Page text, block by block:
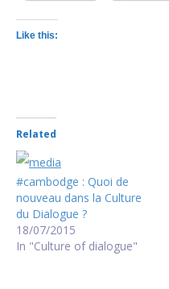
Like this:
Related
#cambodge : Quoi de
nouveau dans la Culture
du Dialogue ?
18/07/2015
In "Culture of dialogue"